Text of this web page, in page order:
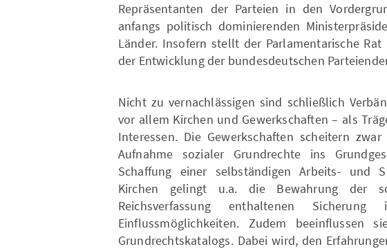
Repräsentanten der Parteien in den
anfangs politisch dominierenden
Länder. Insofern stellt der Parlamentarische
der Entwicklung der bundesdeutschen
Nicht zu vernachlässigen sind schließlich
vor allem Kirchen und Gewerkschaften – als
Interessen. Die Gewerkschaften scheitern
Aufnahme sozialer Grundrechte ins
Schaffung einer selbständigen Arbeits- und
Kirchen gelingt u.a. die Bewahrung der
Reichsverfassung enthaltenen Sicherung
Einflussmöglichkeiten. Zudem beeinflussen
Grundrechtskatalogs. Dabei wird, den